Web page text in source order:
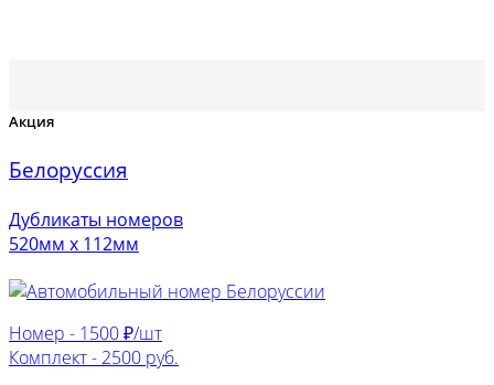
Акция
Белоруссия
Дубликаты номеров
520мм х 112мм
Номер - 1500 ₽/шт
Комплект - 2500 руб.